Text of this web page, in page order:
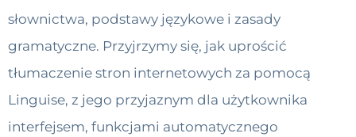
słownictwa, podstawy językowe i zasady
gramatyczne. Przyjrzymy się, jak uprościć
tłumaczenie stron internetowych za pomocą
Linguise, z jego przyjaznym dla użytkownika
interfejsem, funkcjami automatycznego